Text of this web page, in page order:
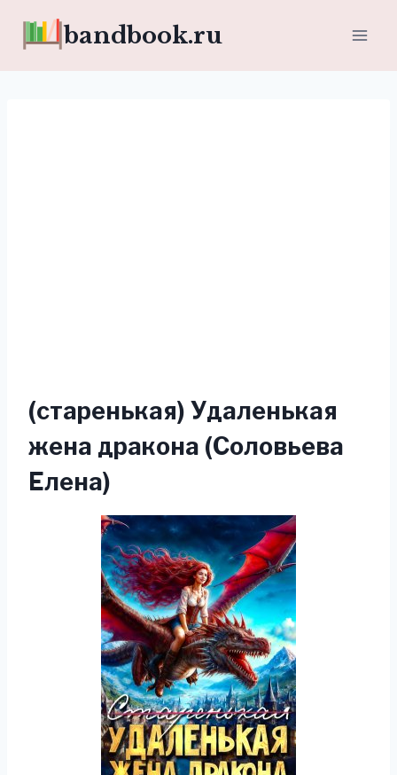
bandbook.ru
(старенькая) Удаленькая
жена дракона (Соловьева
Елена)